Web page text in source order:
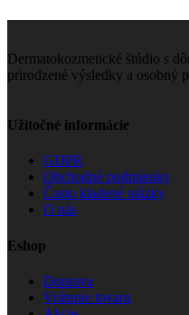
Dermatokozmetické štúdio s
prirodzené výsledky a osobný
Užitočné informácie
GDPR
Obchodné podmienky
Často kladené otázky
O nás
Eshop
Doprava
Vrátenie tovaru